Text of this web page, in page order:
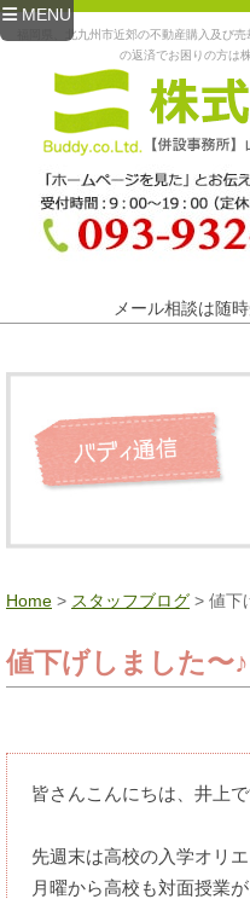
MENU
福岡県、北九州市近郊の不動産購入及び
の返済でお困りの方は
メール相談は随
Home > スタッフブログ > 値下
値下げしました〜♪
皆さんこんにちは、井上
先週末は高校の入学オリ
月曜から高校も対面授業